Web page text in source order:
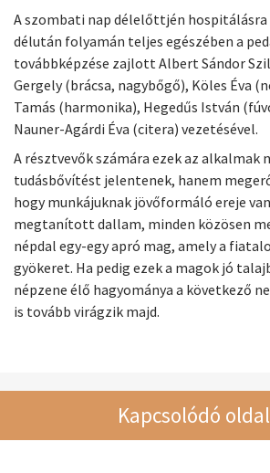
A szombati nap délelőttjén hospitálásra
délután folyamán teljes egészében a
továbbképzése zajlott Albert Sándor
Gergely (brácsa, nagybőgő), Köles Éva
Tamás (harmonika), Hegedűs István
Nauner-Agárdi Éva (citera) vezetésével.
A résztvevők számára ezek az alkalmak
tudásbővítést jelentenek, hanem
hogy munkájuknak jövőformáló ereje
megtanított dallam, minden közösen
népdal egy-egy apró mag, amely a
gyökeret. Ha pedig ezek a magok jó
népzene élő hagyománya a következő
is tovább virágzik majd.
Kapcsolódó